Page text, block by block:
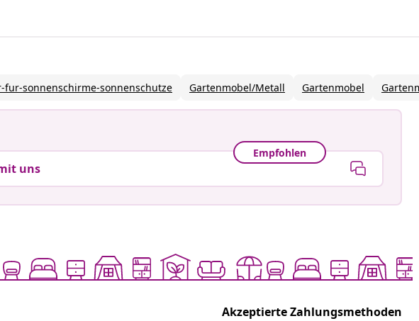
fur-sonnenschirme-sonnenschutze Gartenmobel/Metall Gartenmobel
Empfohlen
uns
Akzeptierte Zahlungsmethoden